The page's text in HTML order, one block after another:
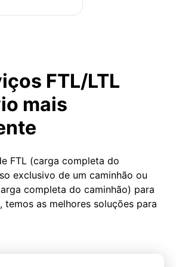
FTL/LTL
mais
FTL (carga completa do
exclusivo de um caminhão ou
completa do caminhão) para
temos as melhores soluções para